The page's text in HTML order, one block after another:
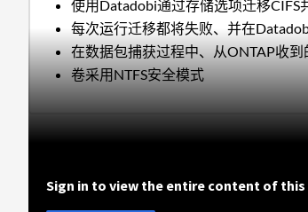
使用Datadobi通过存储选项迁移CIFS
每次运行迁移都将失败、并在
在数据包捕获过程中、从ONTAP收到
卷采用NTFS安全模式
Sign in to view the entire content of this